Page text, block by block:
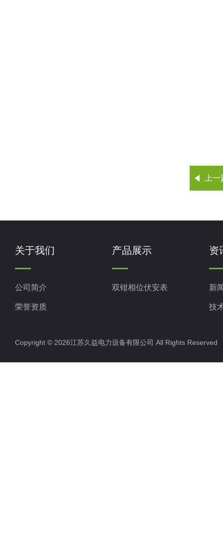
上
关于我们
公司简介
荣誉资质
产品展示
双钳相位伏安表
资
新
技
Copyright © 2026江苏久益电力设备有限公司 All Rights